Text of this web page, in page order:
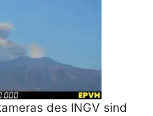
des INGV sind